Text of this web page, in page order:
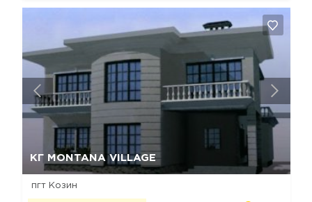
КГ MONTANA VILLAGE
пгт Козин
Да, удалить